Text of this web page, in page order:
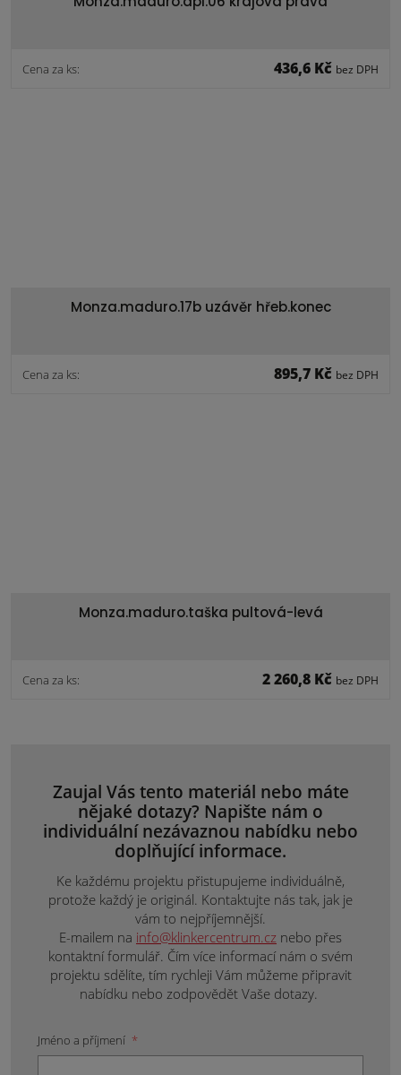
Cena za ks: 436,6 Kč bez DPH
Monza.maduro.17b uzávěr hřeb.konec
Cena za ks: 895,7 Kč bez DPH
Monza.maduro.taška pultová-levá
Cena za ks: 2 260,8 Kč bez DPH
Zaujal Vás tento materiál nebo máte
nějaké dotazy? Napište nám o
individuální nezávaznou nabídku nebo
doplňující informace.
Ke každému projektu přistupujeme individuálně,
protože každý je originál. Kontaktujte nás tak, jak je
vám to nejpříjemnější.
E-mailem na info@klinkercentrum.cz nebo přes
kontaktní formulář. Čím více informací nám o svém
projektu sdělíte, tím rychleji Vám můžeme připravit
nabídku nebo zodpovědět Vaše dotazy.
Jméno a příjmení *